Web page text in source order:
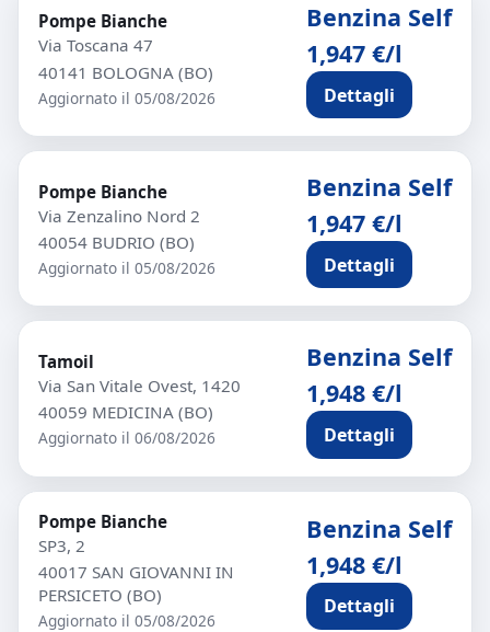
Pompe Bianche
Via Toscana 47
40141 BOLOGNA (BO)
Aggiornato il 05/08/2026
Benzina Self
1,947 €/l
Dettagli
Pompe Bianche
Via Zenzalino Nord 2
40054 BUDRIO (BO)
Aggiornato il 05/08/2026
Benzina Self
1,947 €/l
Dettagli
Tamoil
Via San Vitale Ovest, 1420
40059 MEDICINA (BO)
Aggiornato il 06/08/2026
Benzina Self
1,948 €/l
Dettagli
Pompe Bianche
SP3, 2
40017 SAN GIOVANNI IN
PERSICETO (BO)
Aggiornato il 05/08/2026
Benzina Self
1,948 €/l
Dettagli